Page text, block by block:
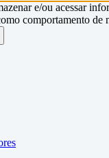
e/ou acessar
comportamento